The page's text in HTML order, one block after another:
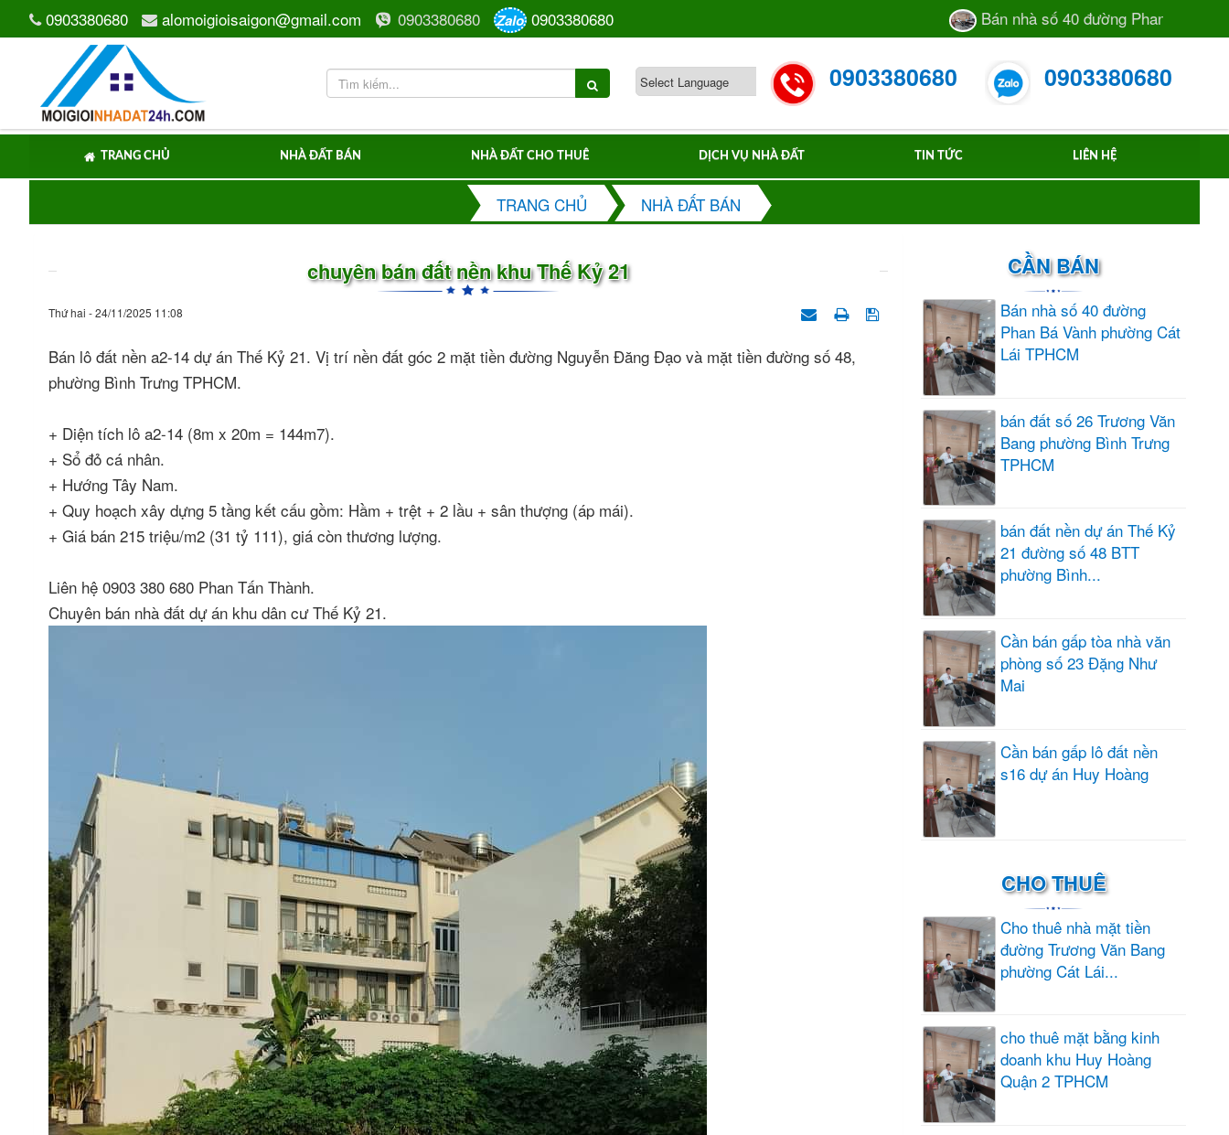
0903380680 alomoigioisaigon@gmail.com 0903380680 Zalo 0903380680 Bán nhà số 40 đường Phan Bá Vành
0903380680 0903380680
TRANG CHỦ NHÀ ĐẤT BÁN NHÀ ĐẤT CHO THUÊ DỊCH VỤ NHÀ ĐẤT TIN TỨC LIÊN HỆ
TRANG CHỦ NHÀ ĐẤT BÁN
chuyên bán đất nền khu Thế Kỷ 21
Thứ hai - 24/11/2025 11:08
Bán lô đất nền a2-14 dự án Thế Kỷ 21. Vị trí nền đất góc 2 mặt tiền đường Nguyễn Đăng Đạo và mặt tiền đường số 48,
phường Bình Trưng TPHCM.
+ Diện tích lô a2-14 (8m x 20m = 144m7).
+ Sổ đỏ cá nhân.
+ Hướng Tây Nam.
+ Quy hoạch xây dựng 5 tầng kết cấu gồm: Hầm + trệt + 2 lầu + sân thượng (áp mái).
+ Giá bán 215 triệu/m2 (31 tỷ 111), giá còn thương lượng.
Liên hệ 0903 380 680 Phan Tấn Thành.
Chuyên bán nhà đất dự án khu dân cư Thế Kỷ 21.
CẦN BÁN
Bán nhà số 40 đường
Phan Bá Vành phường Cát
Lái TPHCM
bán đất số 26 Trương Văn
Bang phường Bình Trưng
TPHCM
bán đất nền dự án Thế Kỷ
21 đường số 48 BTT
phường Bình...
Cần bán gấp tòa nhà văn
phòng số 23 Đặng Như
Mai
Cần bán gấp lô đất nền
s16 dự án Huy Hoàng
CHO THUÊ
Cho thuê nhà mặt tiền
đường Trương Văn Bang
phường Cát Lái...
cho thuê mặt bằng kinh
doanh khu Huy Hoàng
Quận 2 TPHCM